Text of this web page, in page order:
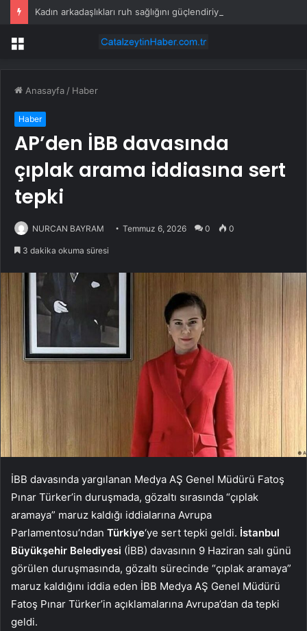
Kadın arkadaşlıkları ruh sağlığını güçlendiriyor
Menü
Anasayfa / Haber
Haber
AP’den İBB davasında
çıplak arama iddiasına sert
tepki
NURCAN BAYRAM Temmuz 6, 2026 0 0
3 dakika okuma süresi
İBB davasında yargılanan Medya AŞ Genel Müdürü Fatoş
Pınar Türker’in duruşmada, gözaltı sırasında “çıplak
aramaya” maruz kaldığı iddialarına Avrupa
Parlamentosu’ndan Türkiye‘ye sert tepki geldi. İstanbul
Büyükşehir Belediyesi (İBB) davasının 9 Haziran salı günü
görülen duruşmasında, gözaltı sürecinde “çıplak aramaya”
maruz kaldığını iddia eden İBB Medya AŞ Genel Müdürü
Fatoş Pınar Türker’in açıklamalarına Avrupa’dan da tepki
geldi.